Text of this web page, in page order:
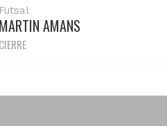
Futsal
MARTIN AMANS
CIERRE